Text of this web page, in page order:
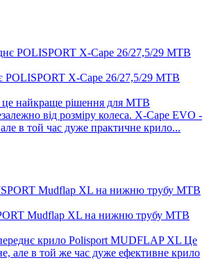
POLISPORT X-Cape 26/27,5/29 MTB
найкраще рішення для MTB
від розміру колеса. X-Cape EVO -
в той час дуже практичне крило...
Mudflap XL на нижню трубу MTB
крило Polisport MUDFLAP XL Це
але в той же час дуже ефективне крило